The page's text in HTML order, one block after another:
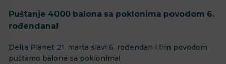
Puštanje 4000 balona sa poklonima povodom 6.
rođendana!
Delta Planet 21. marta slavi 6. rođendan i tim povodom
puštamo balone sa poklonima!